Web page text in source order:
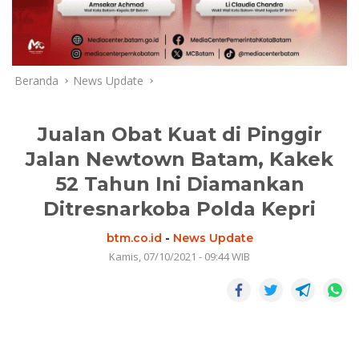
Beranda News Update
Jualan Obat Kuat di Pinggir
Jalan Newtown Batam, Kakek
52 Tahun Ini Diamankan
Ditresnarkoba Polda Kepri
btm.co.id - News Update
Kamis, 07/10/2021 - 09:44 WIB